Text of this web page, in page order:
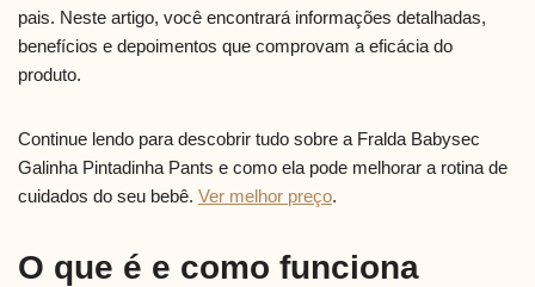
pais. Neste artigo, você encontrará informações detalhadas,
benefícios e depoimentos que comprovam a eficácia do
produto.
Continue lendo para descobrir tudo sobre a Fralda Babysec
Galinha Pintadinha Pants e como ela pode melhorar a rotina de
cuidados do seu bebê. Ver melhor preço.
O que é e como funciona